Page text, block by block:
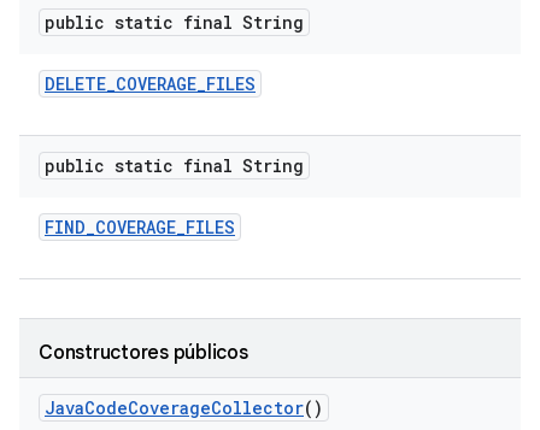
public static final String
DELETE_COVERAGE_FILES
public static final String
FIND_COVERAGE_FILES
Constructores públicos
JavaCodeCoverageCollector()